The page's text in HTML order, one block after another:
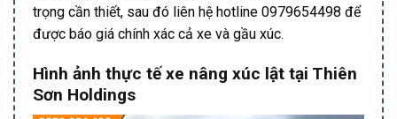
trọng cần thiết, sau đó liên hệ hotline 0979654498 để
được báo giá chính xác cả xe và gầu xúc.
Hình ảnh thực tế xe nâng xúc lật tại Thiên
Sơn Holdings